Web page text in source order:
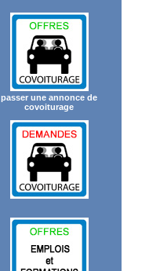
passer une annonce de
covoiturage